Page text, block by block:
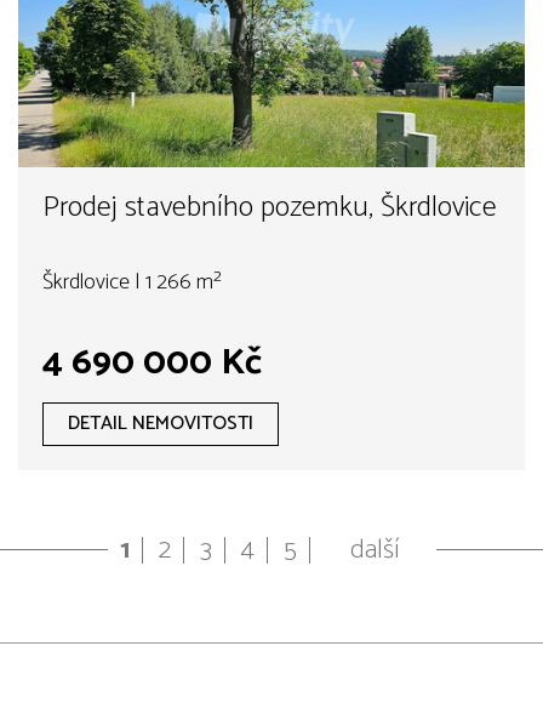
Prodej stavebního pozemku, Škrdlovice
Škrdlovice | 1 266 m²
4 690 000 Kč
DETAIL NEMOVITOSTI
1 2 3 4 5 další